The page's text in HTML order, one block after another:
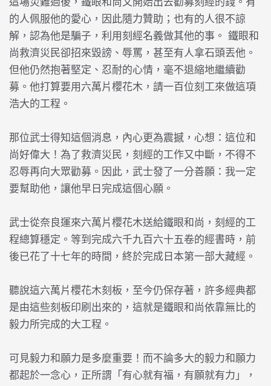
的人佩服他的愛心，因此隨力贊助；也有的人很不諒
解，認為他是騙子，利用刻經名義做其他的事。 鐵眼和
尚救濟災民卻招來毀謗、辱罵，甚至有人拿石頭丟他。
但他仍然抱著堅定、忍耐的心情，毫不退縮地繼續勸
募。他打算要用六萬片櫻花木，請一百位刻工來做這項
浩大的工程。
那位武士得知這個消息，內心更為震撼，心想：這位和
尚好偉大！為了救濟災民，刻經的工作又中斷，不得不
忍辱再向大眾勸募。因此，武士發了一分善願：我一定
要幫助他，讓他早日完成這個心願。
武士從奈良運來六萬片櫻花木送給鐵眼和尚，刻經的工
程總算穩定。等到完成六千九百六十五卷的經書時，前
後已花了十七年的時間，終於完成日本第一部大藏經。
聽說這六萬片櫻花木刻板，至今仍保存著，許多經典都
是由這些刻板印刷出來的，這就是鐵眼和尚依靠無比的
毅力所完成的大工程。
可見毅力和願力是多麼重要！而不論多大的毅力和願力
都起於一念心，正所謂「有心就有福，有願就有力」，